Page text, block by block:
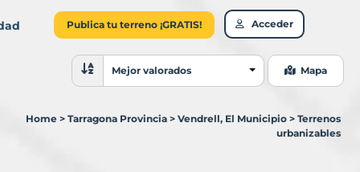
Publica tu terreno ¡GRATIS! Acceder
Ordenar resultados
Mejor valorados Mapa
Home > Tarragona Provincia > Vendrell, El Municipio > Terrenos
urbanizables